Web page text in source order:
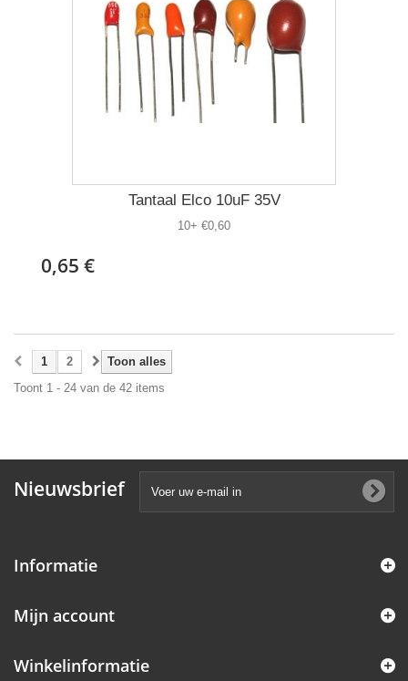
Tantaal Elco 10uF 35V
10+ €0,60
0,65 €
Toon alles
1
2
Toont 1 - 24 van de 42 items
Nieuwsbrief
Informatie
Mijn account
Winkelinformatie